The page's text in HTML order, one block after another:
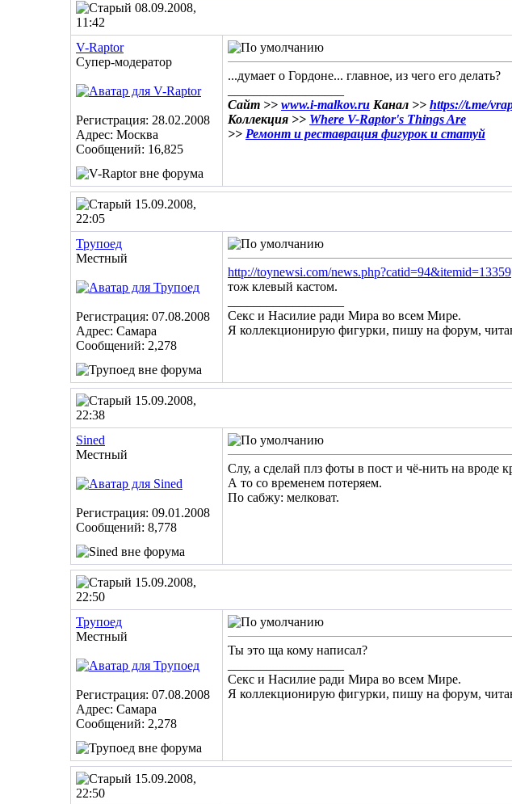
08.09.2008,
11:42
V-Raptor
Супер-модератор
Регистрация: 28.02.2008
Адрес: Москва
Сообщений: 16,825
...думает о Гордоне... главное, из чего его делать?
Сайт >> www.i-malkov.ru Канал >> https://t.me/
Коллекция >> Where V-Raptor's Things Are
>> Ремонт и реставрация фигурок и статуй
15.09.2008,
22:05
Трупоед
Местный
Регистрация: 07.08.2008
Адрес: Самара
Сообщений: 2,278
http://toynewsi.com/news.php?catid=94&itemid=13359
тож клевый кастом.
Секс и Насилие ради Мира во всем Мире.
Я коллекционирую фигурки, пишу на форум,
15.09.2008,
22:38
Sined
Местный
Регистрация: 09.01.2008
Сообщений: 8,778
Слу, а сделай плз фоты в пост и чё-нить на вроде
А то со временем потеряем.
По сабжу: мелковат.
15.09.2008,
22:50
Трупоед
Местный
Регистрация: 07.08.2008
Адрес: Самара
Сообщений: 2,278
Ты это ща кому написал?
Секс и Насилие ради Мира во всем Мире.
Я коллекционирую фигурки, пишу на форум,
15.09.2008,
22:50